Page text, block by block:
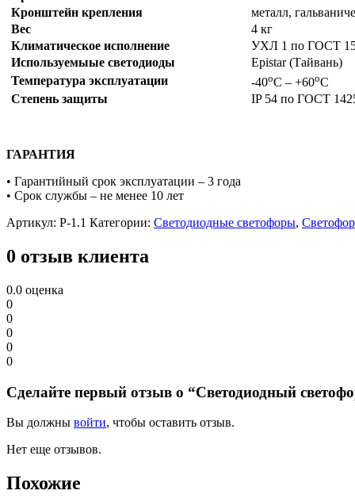
Кронштейн крепления
металл,
Вес
4 кг
Климатическое исполнение
УХЛ 1 по ГОСТ
Используемыые светодиоды
Epistar (Тайвань)
Температура эксплуатации
-40оС – +60оС
Степень защиты
IP 54 по ГОСТ
ГАРАНТИЯ
• Гарантийный срок эксплуатации – 3 года
• Срок службы – не менее 10 лет
Артикул: P-1.1 Категории: Светодиодные светофоры,
0 отзыв клиента
0.0 оценка
0
0
0
0
0
Сделайте первый отзыв о “Светодиодный
Вы должны войти, чтобы оставить отзыв.
Нет еще отзывов.
Похожие